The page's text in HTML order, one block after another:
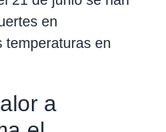
en
temperaturas en
a